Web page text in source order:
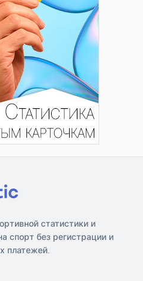
статистики и
спорт без регистрации и
платежей.